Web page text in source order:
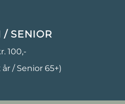
/ SENIOR
100,-
år / Senior 65+)